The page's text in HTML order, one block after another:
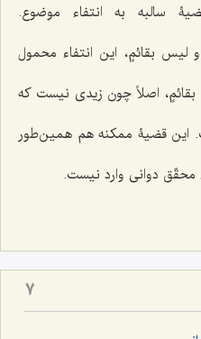
سالبه به انتفاء موضوع.
و لیس بقائمٍ، این انتفاء محمول
، اصلاً چون زیدى نیست كه
این قضیۀ ممكنه هم همین‌طور
محقّق دوانى وارد نیست.
7